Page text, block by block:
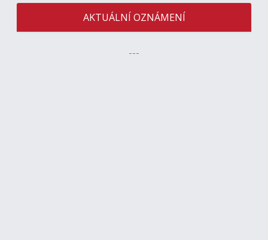
AKTUÁLNÍ OZNÁMENÍ
---